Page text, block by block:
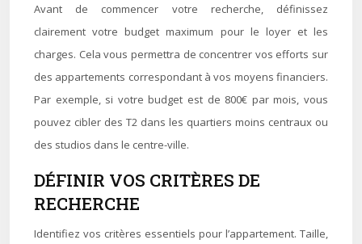
Avant de commencer votre recherche, définissez
clairement votre budget maximum pour le loyer et les
charges. Cela vous permettra de concentrer vos efforts sur
des appartements correspondant à vos moyens financiers.
Par exemple, si votre budget est de 800€ par mois, vous
pouvez cibler des T2 dans les quartiers moins centraux ou
des studios dans le centre-ville.
DÉFINIR VOS CRITÈRES DE
RECHERCHE
Identifiez vos critères essentiels pour l’appartement. Taille,